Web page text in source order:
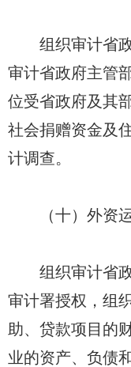
组织审计省政
审计省政府主管
位受省政府及其
社会捐赠资金及
计调查。
（十）外资运
组织审计省政
审计署授权，组
助、贷款项目的
业的资产、负债